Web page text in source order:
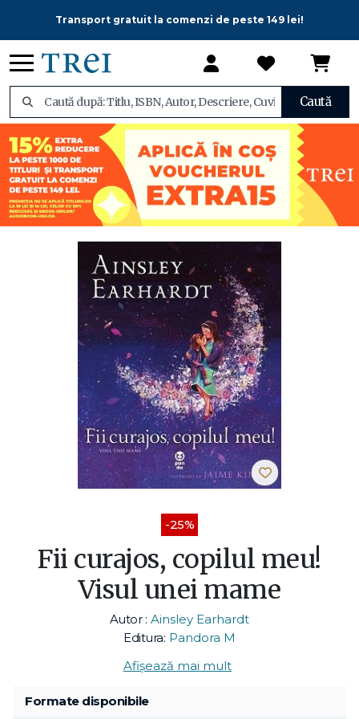
Transport gratuit la comenzi de peste 149 lei!
Caută
-25%
Fii curajos, copilul meu!
Visul unei mame
Autor : Ainsley Earhardt
Editura: Pandora M
Afișează mai mult
Formate disponibile